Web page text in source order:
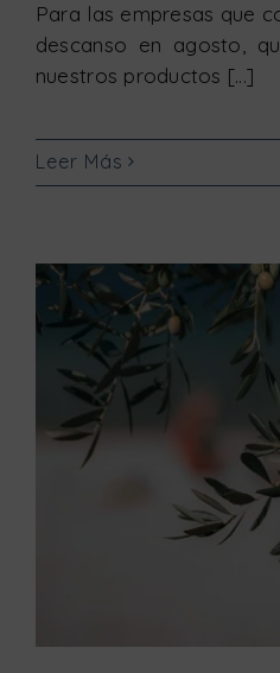
Para las empresas que
descanso en agosto,
nuestros productos [...]
Leer Más